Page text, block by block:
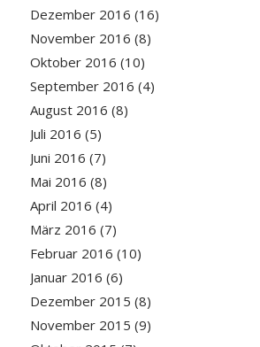
Dezember 2016 (16)
November 2016 (8)
Oktober 2016 (10)
September 2016 (4)
August 2016 (8)
Juli 2016 (5)
Juni 2016 (7)
Mai 2016 (8)
April 2016 (4)
März 2016 (7)
Februar 2016 (10)
Januar 2016 (6)
Dezember 2015 (8)
November 2015 (9)